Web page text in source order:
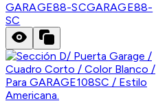
GARAGE88-SCGARAGE88-
SC